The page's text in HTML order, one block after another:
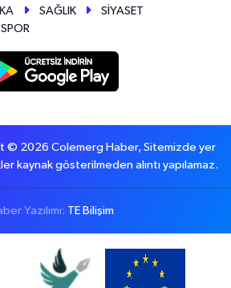
SAĞLIK
SİYASET
SPOR
© 2026 Colemerg Haber, Sitemizde yer
kaynak gösterilmeden alıntı yapılamaz.
Yazılımı: TE Bilişim